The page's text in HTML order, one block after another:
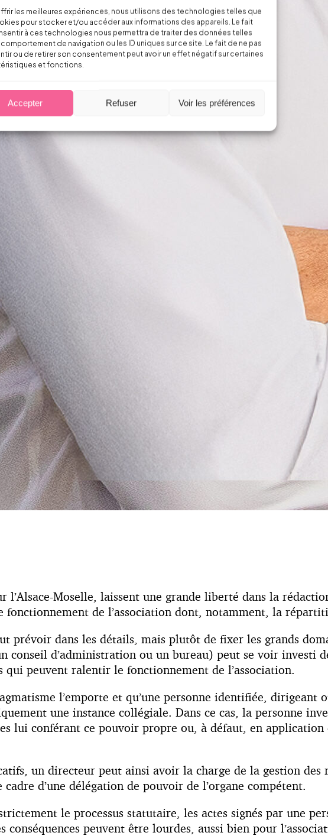
les meilleures expériences, nous utilisons des technologies telles que
pour stocker et/ou accéder aux informations des appareils. Le fait
à ces technologies nous permettra de traiter des données telles
de navigation ou les ID uniques sur ce site. Le fait de ne pas
ou de retirer son consentement peut avoir un effet négatif sur certaines
et fonctions.
Accepter Refuser Voir les préférences
Moselle, laissent une grande liberté dans la
de l’association dont, notamment, la
prévoir dans les détails, mais plutôt de fixer les grands
conseil d’administration ou un bureau) peut se voir investi
peuvent ralentir le fonctionnement de l’association.
l’emporte et qu’une personne identifiée, dirigeant
une instance collégiale. Dans ce cas, la personne
lui conférant ce pouvoir propre ou, à défaut, en application
un directeur peut ainsi avoir la charge de la gestion des
d’une délégation de pouvoir de l’organe compétent.
le processus statutaire, les actes signés par une
peuvent être lourdes, aussi bien pour